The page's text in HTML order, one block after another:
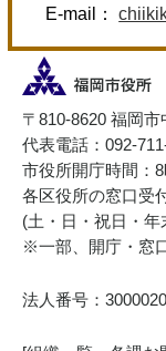
E-mail：
〒810-8620 福岡
代表電話：092-
市役所開庁時間：
各区役所の窓口受
(土・日・祝日・年
※一部、開庁・窓
法人番号：